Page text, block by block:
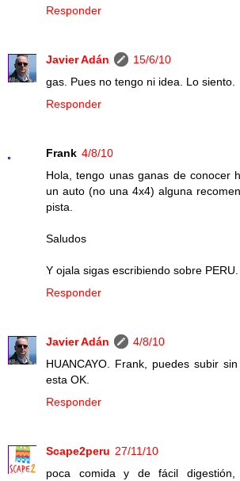
Responder
Javier Adán
15/6/10
gas. Pues no tengo ni idea. Lo siento.
Responder
Frank 4/8/10
Hola, tengo unas ganas de conocer
un auto (no una 4x4) alguna
pista.
Saludos
Y ojala sigas escribiendo sobre PERU.
Responder
Javier Adán
4/8/10
HUANCAYO. Frank, puedes subir
esta OK.
Responder
Scape2peru 27/11/10
poca comida y de fácil digestión,